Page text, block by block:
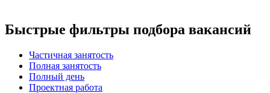
Быстрые фильтры подбора вакансий
Частичная занятость
Полная занятость
Полный день
Проектная работа